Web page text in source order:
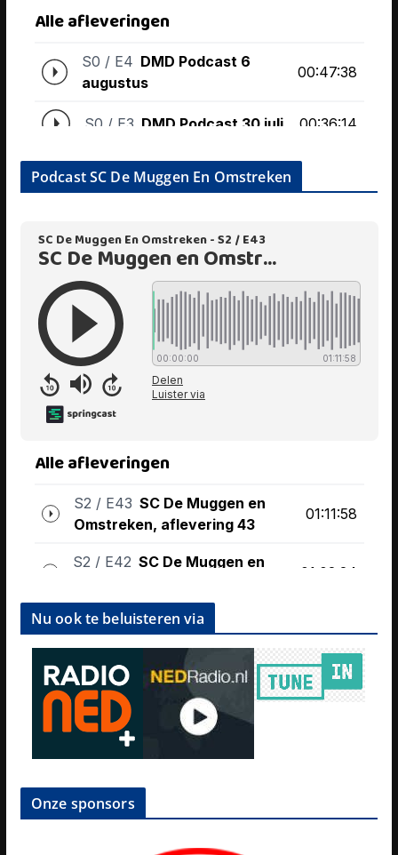
Podcast SC De Muggen En Omstreken
Nu ook te beluisteren via
Onze sponsors